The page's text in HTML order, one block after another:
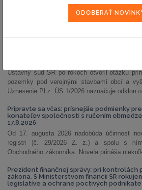
PLz. ÚS 1/2026: Ústavný súd otvoril
Ústavný súd SR po rokoch otvoril otázku
pozemky pod verejnými stavbami obcí a
Uznesenie PLz. ÚS 1/2026 naznačuje odklon
Pripravte sa včas: prísnejšie podmienky
konateľov spoločnosti s ručením
17.8.2026
Od 17. augusta 2026 nadobúda účinnosť
registri (č. 29/2026 Z. z.) a spolu s
Obchodného zákonníka. Novela prináša
Prezident finančnej správy: pri kontrolách
zákona. S Ministerstvom financií SR
legislatíve a ochrane poctivých